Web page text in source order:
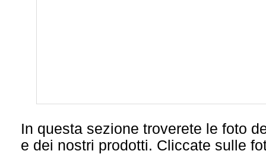
In questa sezione troverete le foto
e dei nostri prodotti. Cliccate sulle